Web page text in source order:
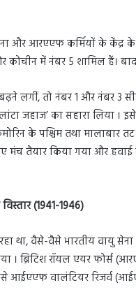
और आरएएफ कर्मियों के केंद्र
में नंबर 5 शामिल हैं।
लगीं, तो नंबर 1 और नंबर 3
जहाज’ का सहारा लिया
के पश्चिम तथा मालाबार
तैयार किया गया और हवाई
(1941-1946)
था, वैसे-वैसे भारतीय वायु
ब्रिटिश रॉयल एयर फोर्स
आईएएफ वालंटियर रिजर्व